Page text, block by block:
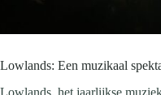
Lowlands: Een muzikaal
Lowlands, het jaarlijkse